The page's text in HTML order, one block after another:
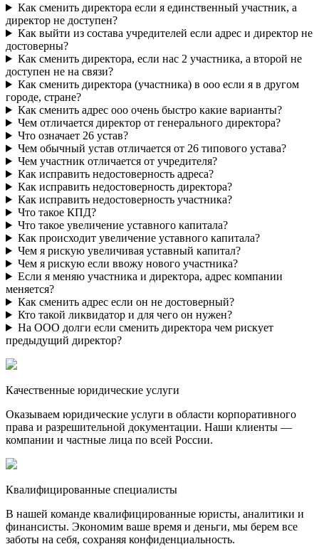
Как сменить директора если я единственный участник, а
директор не доступен?
Как выйти из состава учредителей если адрес и директор не
достоверны?
Как сменить директора, если нас 2 участника, а второй не
доступен не на связи?
Как сменить директора (участника) в ооо если я в другом
городе, стране?
Как сменить адрес ооо очень быстро какие варианты?
Чем отличается директор от генерального директора?
Что означает 26 устав?
Чем обычный устав отличается от 26 типового устава?
Чем участник отличается от учредителя?
Как исправить недостоверность адреса?
Как исправить недостоверность директора?
Как исправить недостоверность участника?
Что такое КПД?
Что такое увеличение уставного капитала?
Как происходит увеличение уставного капитала?
Чем я рискую увеличивая уставный капитал?
Чем я рискую если ввожу нового участника?
Если я меняю участника и директора, адрес компании
меняется?
Как сменить адрес если он не достоверный?
Кто такой ликвидатор и для чего он нужен?
На ООО долги если сменить директора чем рискует
предыдущий директор?
Качественные юридические услуги
Оказываем юридические услуги в области корпоративного
права и разрешительной документации. Наши клиенты —
компании и частные лица по всей России.
Квалифицированные специалисты
В нашей команде квалифицированные юристы, аналитики и
финансисты. Экономим ваше время и деньги, мы берем все
заботы на себя, сохраняя конфиденциальность.